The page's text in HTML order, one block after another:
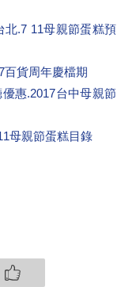
北.7 11母親節蛋糕預
百貨周年慶檔期
惠.2017台中母親節
母親節蛋糕目錄